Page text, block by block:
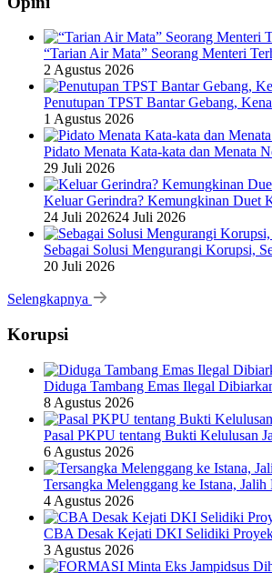
“Tarian Air Mata” Seorang Menteri
2 Agustus 2026
Penutupan TPST Bantar Gebang,
1 Agustus 2026
Pidato Menata Kata-kata dan Menata
29 Juli 2026
Keluar Gerindra? Kemungkinan Duet
24 Juli 202624 Juli 2026
Sebagai Solusi Mengurangi Korupsi,
20 Juli 2026
Selengkapnya
Korupsi
Diduga Tambang Emas Ilegal
8 Agustus 2026
Pasal PKPU tentang Bukti Kelulusan
6 Agustus 2026
Tersangka Melenggang ke Istana,
4 Agustus 2026
CBA Desak Kejati DKI Selidiki
3 Agustus 2026